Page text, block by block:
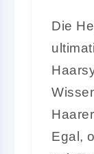
Die
Egal,